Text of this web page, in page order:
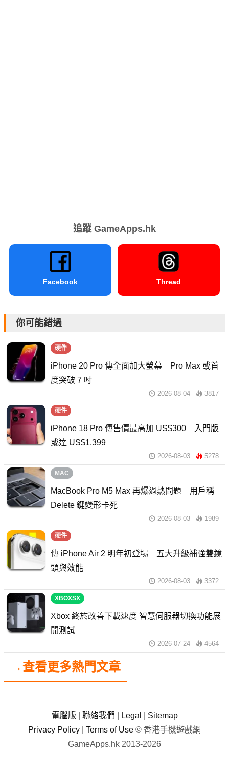
追蹤 GameApps.hk
Facebook Thread
你可能錯過
硬件
iPhone 20 Pro 傳全面加大螢幕 Pro Max 或首
度突破 7 吋
2026-08-04 3817
硬件
iPhone 18 Pro 傳售價最高加 US$300 入門版
或達 US$1,399
2026-08-03 5278
MAC
MacBook Pro M5 Max 再爆過熱問題 用戶稱
Delete 鍵變形卡死
2026-08-03 1989
硬件
傳 iPhone Air 2 明年初登場 五大升級補強雙鏡
頭與效能
2026-08-03 3372
XBOXSX
Xbox 終於改善下載速度 智慧伺服器切換功能展
開測試
2026-07-24 4564
→查看更多熱門文章
電腦版 聯絡我們 Legal
Sitemap
Privacy Policy
Terms of Use © 香港手機遊戲網
GameApps.hk 2013-2026